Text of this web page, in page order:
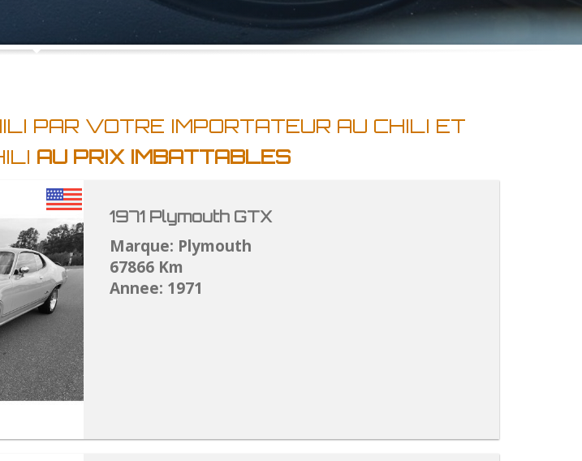
PAR VOTRE IMPORTATEUR AU CHILI ET
AU PRIX IMBATTABLES
1971 Plymouth GTX
Marque: Plymouth
67866 Km
Annee: 1971